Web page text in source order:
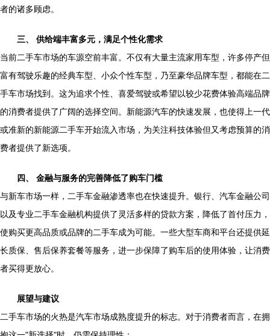
者的诸多顾虑。
三、 供给端丰富多元，满足个性化需求
当前二手车市场的车源空前丰富。不仅有大量主流家用车型，许多停产但
富有驾驶乐趣的经典车型、小众个性车型，乃至豪华品牌车型，都能在二
手车市场找到。这为追求个性、喜爱驾驶或希望以较少花费体验高端品牌
的消费者提供了广阔的选择空间。新能源汽车的快速发展，也使得上一代
或准新的新能源二手车开始流入市场，为关注科技体验但又考虑预算的消
费者提供了新选项。
四、 金融与服务的完善降低了购车门槛
与新车市场一样，二手车金融渗透率也在快速提升。银行、汽车金融公司
以及专业二手车金融机构提供了灵活多样的贷款方案，降低了首付压力，
使购买更高品质或品牌的二手车成为可能。一些大型车商和平台还提供延
长质保、售后保养套餐等服务，进一步保障了购车后的使用体验，让消费
者买得更放心。
展望与建议
二手车市场的火热是汽车市场成熟度提升的标志。对于消费者而言，在拥